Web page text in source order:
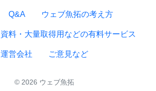
Q&A ウェブ魚拓の考え方
資料・大量取得用などの有料サービス
運営会社 ご意見など
© 2026 ウェブ魚拓